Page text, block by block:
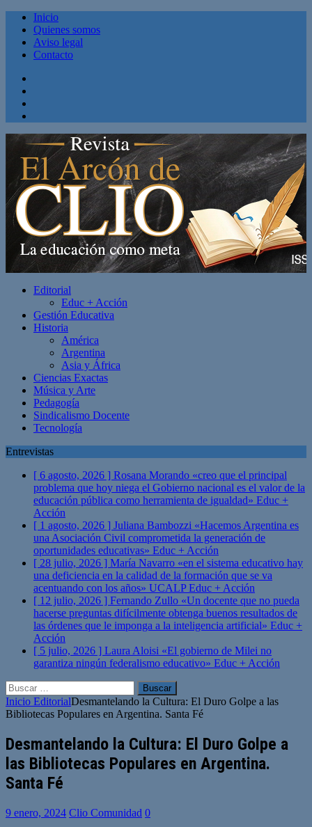
Inicio
Quienes somos
Aviso legal
Contacto
Editorial
Educ + Acción
Gestión Educativa
Historia
América
Argentina
Asia y África
Ciencias Exactas
Música y Arte
Pedagogía
Sindicalismo Docente
Tecnología
Entrevistas
[ 6 agosto, 2026 ] Rosana Morando «creo que el principal
problema que hoy niega el Gobierno nacional es el valor de la
educación pública como herramienta de igualdad» Educ +
Acción
[ 1 agosto, 2026 ] Juliana Bambozzi «Hacemos Argentina es
una Asociación Civil comprometida la generación de
oportunidades educativas» Educ + Acción
[ 28 julio, 2026 ] María Navarro «en el sistema educativo hay
una deficiencia en la calidad de la formación que se va
acentuando con los años» UCALPEduc + Acción
[ 12 julio, 2026 ] Fernando Zullo «Un docente que no pueda
hacerse preguntas difícilmente obtenga buenos resultados de
las órdenes que le imponga a la inteligencia artificial» Educ +
Acción
[ 5 julio, 2026 ] Laura Aloisi «El gobierno de Milei no
garantiza ningún federalismo educativo» Educ + Acción
Buscar:
Inicio EditorialDesmantelando la Cultura: El Duro Golpe a las
Bibliotecas Populares en Argentina. Santa Fé
Desmantelando la Cultura: El Duro Golpe a
las Bibliotecas Populares en Argentina.
Santa Fé
9 enero, 2024 Clio Comunidad 0